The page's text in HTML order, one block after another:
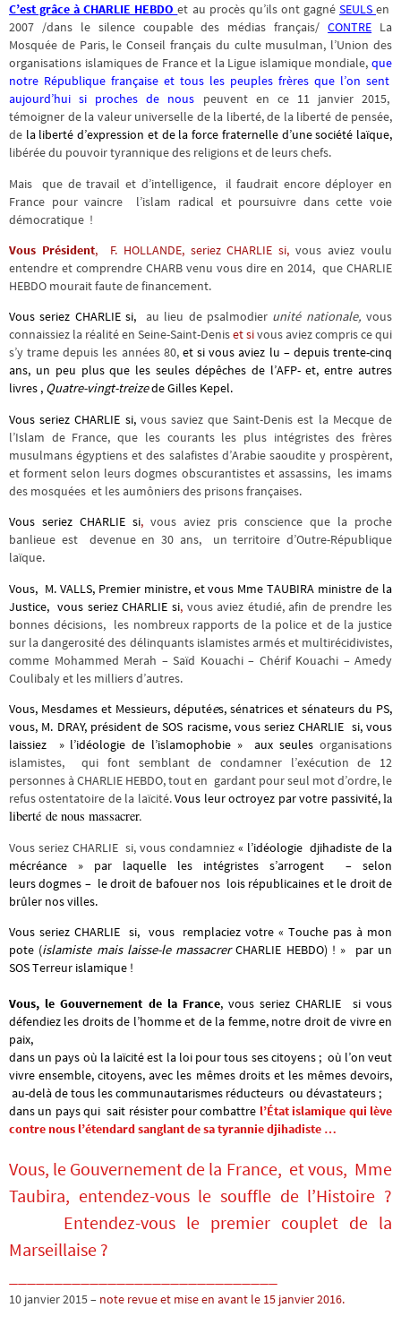
C’est grâce à CHARLIE HEBDOet au procès qu’ils ont gagné SEULSen
2007 /dans le silence coupable des médias français/CONTRE La
Mosquée de Paris, le Conseil français du culte musulman, l’Union des
organisations islamiques de France et la Ligue islamique mondiale, que
notre République française et tous les peuples frères que l’on sent
aujourd’hui si proches de nous peuvent en ce 11 janvier 2015,
témoigner de la valeur universelle de la liberté, de la liberté de pensée,
de la liberté d’expression et de la force fraternelle d’une société laïque,
libérée du pouvoir tyrannique des religions et de leurs chefs.
Mais que de travail et d’intelligence, il faudrait encore déployer en
France pour vaincre l’islam radical et poursuivre dans cette voie
démocratique !
Vous Président, F. HOLLANDE, seriez CHARLIEsi, vous aviez voulu
entendre et comprendre CHARB venu vous dire en 2014, que CHARLIE
HEBDO mourait faute de financement.
Vous seriez CHARLIE si,
au lieu de psalmodier unité nationale,vous
connaissiez la réalité en Seine-Saint-Deniset sivous aviez compris ce qui
s’y trame depuis les années 80, et si vous aviez lu – depuis trente-cinq
ans, un peu plus que les seules dépêches de l’AFP- et, entre autres
livres , Quatre-vingt-treizede Gilles Kepel.
Vous seriez CHARLIE si, vous saviez que Saint-Denis est la Mecque de
l’Islam de France, que les courants les plus intégristes des frères
musulmans égyptiens et des salafistes d’Arabie saoudite y prospèrent,
et forment selon leurs dogmes obscurantistes et assassins, les imams
des mosquées et les aumôniers des prisons françaises.
Vous seriez CHARLIE si, vous aviez pris conscience que la proche
banlieue est devenue en 30 ans, un territoire d’Outre-République
laïque.
Vous, M. VALLS, Premier ministre, et vous Mme TAUBIRA ministre de la
Justice, vous seriez CHARLIE si, vous aviez étudié, afin de prendre les
bonnes décisions, les nombreux rapports de la police et de la justice
sur la dangerosité des délinquants islamistes armés et multirécidivistes,
comme Mohammed Merah – Saïd Kouachi – Chérif Kouachi – Amedy
Coulibaly et les milliers d’autres.
Vous, Mesdames et Messieurs, députées, sénatrices et sénateurs du PS,
vous, M. DRAY, président de SOS racisme, vous seriez CHARLIE si, vous
laissiez » l’idéologie de l’islamophobie » aux seules organisations
islamistes, qui font semblant de condamner l’exécution de 12
personnes à CHARLIE HEBDO, tout en gardant pour seul mot d’ordre, le
refus ostentatoire de la laïcité.Vous leur octroyez par votre passivité,la
liberté de nous massacrer.
Vous seriez CHARLIE si, vous condamniez « l’idéologie djihadiste de la
mécréance » par laquelle les intégristes s’arrogent – selon
leurs dogmes – le droit de bafouer nos lois républicaines et le droit de
brûler nos villes.
Vous seriez CHARLIE si, vous remplaciez votre « Touche pas à mon
pote (islamiste mais laisse-le massacrerCHARLIE HEBDO) ! » par un
SOS Terreur islamique !
Vous, le Gouvernement de la France, vous seriez CHARLIE si vous
défendiez les droits de l’homme et de la femme, notre droit de vivre en
paix,
dans un pays où la laïcité est la loi pour tous ses citoyens ; où l’on veut
vivre ensemble, citoyens, avec les mêmes droits et les mêmes devoirs,
au-delà de tous les communautarismes réducteurs ou dévastateurs ;
dans un pays qui sait résister pour combattre l’État islamique qui lève
contre nous l’étendard sanglant de sa tyrannie djihadiste …
Vous, le Gouvernement de la France, et vous, Mme
Taubira, entendez-vous le souffle de l’Histoire ?
Entendez-vous le premier couplet de la
Marseillaise ?
10 janvier 2015 – note revue et mise en avant le 15 janvier 2016.